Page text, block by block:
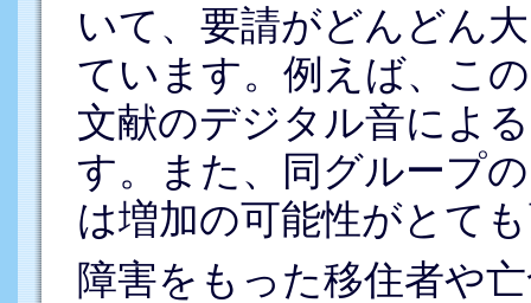
いて、要請がどんどん
ています。例えば、こ
文献のデジタル音によ
す。また、同グループ
は増加の可能性がとて
障害をもった移住者や